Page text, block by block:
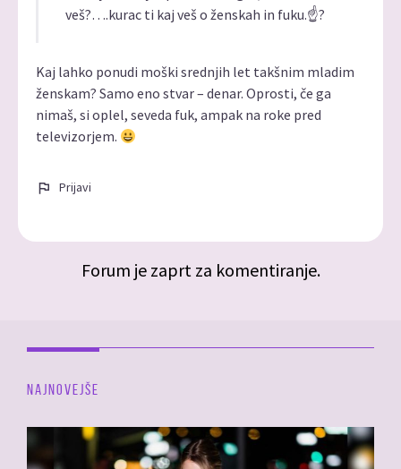
veš?….kurac ti kaj veš o ženskah in fuku.☝️?
Kaj lahko ponudi moški srednjih let takšnim mladim
ženskam? Samo eno stvar – denar. Oprosti, če ga
nimaš, si oplel, seveda fuk, ampak na roke pred
televizorjem.
Prijavi
Forum je zaprt za komentiranje.
NAJNOVEJŠE